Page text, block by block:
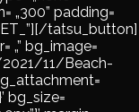
„300” padding=
tatsu_button]
bg_image=
11/Beach-
bg_size=